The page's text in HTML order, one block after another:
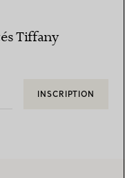
Tiffany
INSCRIPTION